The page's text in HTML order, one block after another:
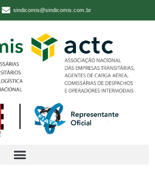
sindicomis@sindicomis.com.br